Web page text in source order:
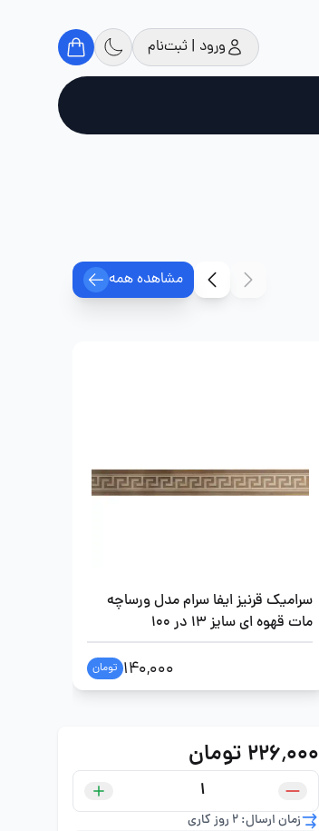
ورود | ثبت‌نام
مشاهده همه
سرامیک قرنیز ایفا سرام مدل ورساچه
مات قهوه ای سایز 13 در 100
140,000 تومان
۲۲۶٬۰۰۰ تومان
زمان ارسال: 2 روز کاری